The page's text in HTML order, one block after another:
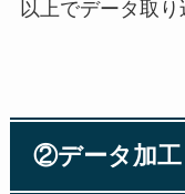
以上でデータ取り
②データ加工